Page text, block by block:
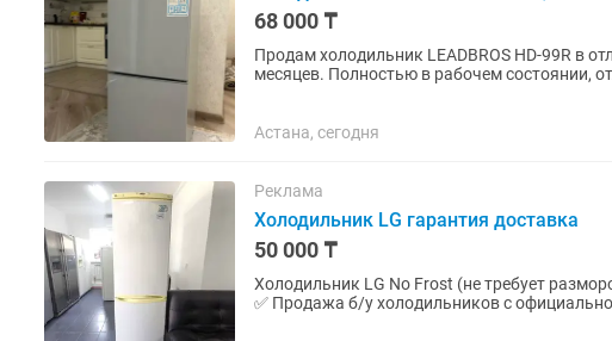
68 000 ₸
Продам холодильник LEADBROS HD-99R в
месяцев. Полностью в рабочем состоянии,
Астана, сегодня
Реклама
Холодильник LG гарантия доставка
50 000 ₸
Холодильник LG No Frost (не требует разморозки) Высота 190 см Ширина 60 см
✅ Продажа б/у холодильников с